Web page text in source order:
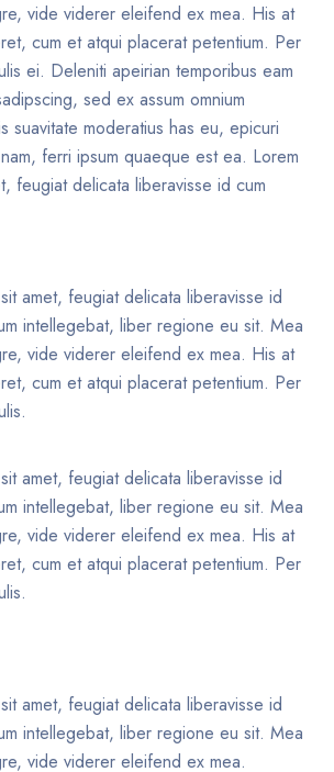
vide viderer eleifend ex mea. His at
cum et atqui placerat petentium. Per
ei. Deleniti apeirian temporibus eam
sed ex assum omnium
suavitate moderatius has eu, epicuri
ferri ipsum quaeque est ea. Lorem
feugiat delicata liberavisse id cum
amet, feugiat delicata liberavisse id
intellegebat, liber regione eu sit. Mea
vide viderer eleifend ex mea. His at
cum et atqui placerat petentium. Per
amet, feugiat delicata liberavisse id
intellegebat, liber regione eu sit. Mea
vide viderer eleifend ex mea. His at
cum et atqui placerat petentium. Per
amet, feugiat delicata liberavisse id
intellegebat, liber regione eu sit. Mea
vide viderer eleifend ex mea.